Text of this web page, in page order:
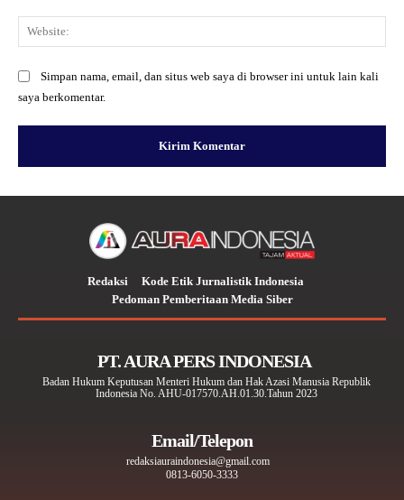
Simpan nama, email, dan situs web saya di browser ini untuk lain kali
saya berkomentar.
Redaksi
Kode Etik Jurnalistik Indonesia
Pedoman Pemberitaan Media Siber
PT. AURA PERS INDONESIA
Badan Hukum Keputusan Menteri Hukum dan Hak Azasi Manusia Republik
Indonesia No. AHU-017570.AH.01.30.Tahun 2023
Email/Telepon
redaksiauraindonesia@gmail.com
0813-6050-3333